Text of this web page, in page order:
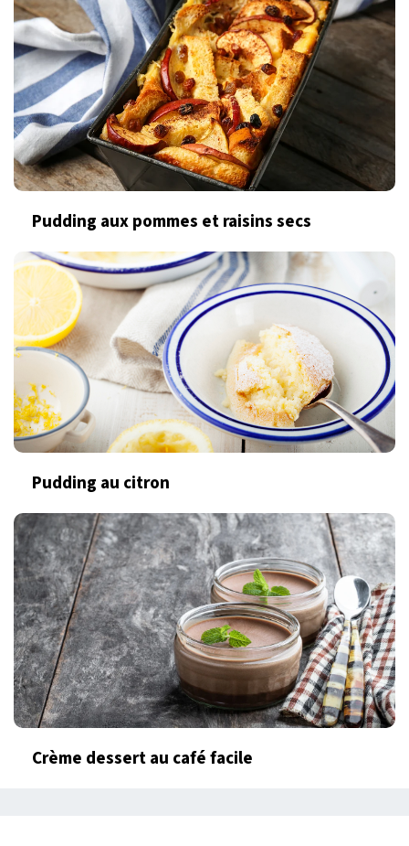
Pudding aux pommes et raisins secs
Pudding au citron
Crème dessert au café facile